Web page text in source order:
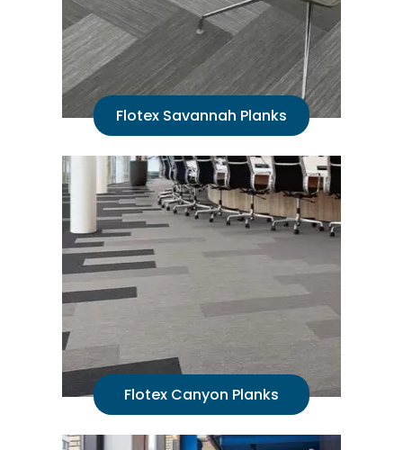
Flotex Savannah Planks
Flotex Canyon Planks